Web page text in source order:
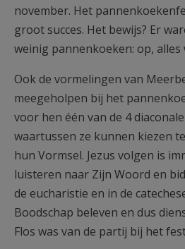
november. Het
groot succes. Het bewijs? Er
weinig pannenkoeken: op, alles
Ook de vormelingen van
meegeholpen bij het
voor hen één van de 4
waartussen ze kunnen kiezen
hun Vormsel. Jezus volgen is
luisteren naar Zijn Woord en
de eucharistie en in de
Boodschap beleven en dus
Flos was van de partij bij het